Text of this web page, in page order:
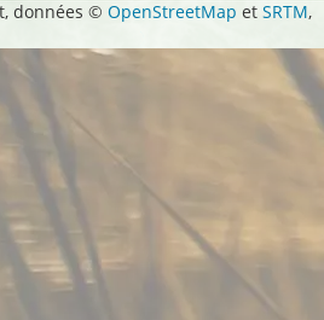
données ©OpenStreetMap etSRTM,